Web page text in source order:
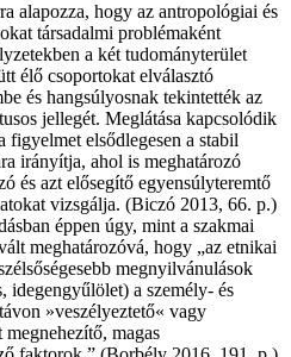
alapozza, hogy az antropológiai és
társadalmi problémaként
a két tudományterület
élő csoportokat elválasztó
és hangsúlyosnak tekintették az
jellegét. Meglátása kapcsolódik
elsődlegesen a stabil
irányítja, ahol is meghatározó
és azt elősegítő egyensúlyteremtő
vizsgálja. (Biczó 2013, 66. p.)
éppen úgy, mint a szakmai
meghatározóvá, hogy „az etnikai
megnyilvánulások
idegengyűlölet) a személy- és
»veszélyeztető« vagy
magas